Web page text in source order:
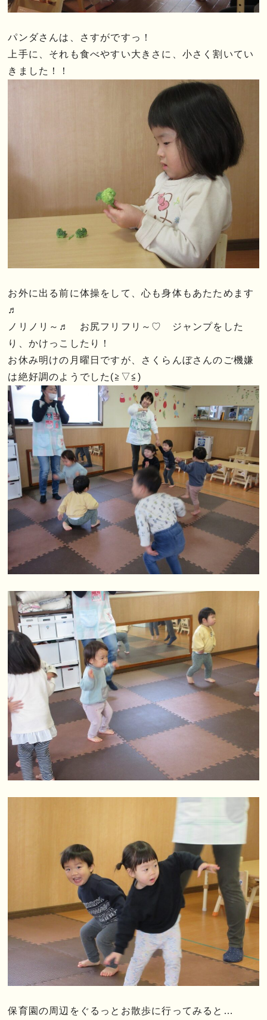
パンダさんは、さすがですっ！
上手に、それも食べやすい大きさに、小さく割いてい
きました！！
お外に出る前に体操をして、心も身体もあたためます
♬
ノリノリ～♬ お尻フリフリ～♡ ジャンプをした
り、かけっこしたり！
お休み明けの月曜日ですが、さくらんぼさんのご機嫌
は絶好調のようでした(≧▽≦)
保育園の周辺をぐるっとお散歩に行ってみると…